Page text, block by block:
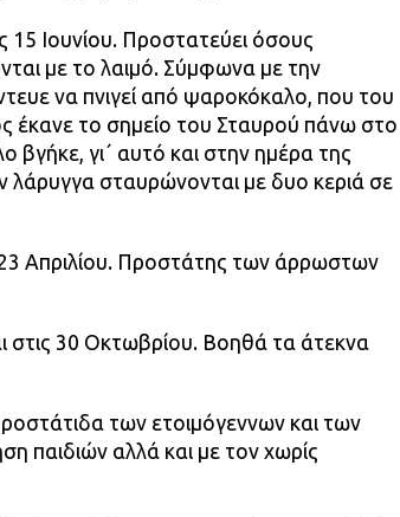
15 Ιουνίου. Προστατεύει όσους
με το λαιμό. Σύμφωνα με την
να πνιγεί από ψαροκόκαλο, που του
έκανε το σημείο του Σταυρού πάνω στο
βγήκε, γι΄ αυτό και στην ημέρα της
σταυρώνονται με δυο κεριά σε
Απριλίου. Προστάτης των άρρωστων
στις 30 Οκτωβρίου. Βοηθά τα άτεκνα
των ετοιμόγεννων και των
παιδιών αλλά και με τον χωρίς